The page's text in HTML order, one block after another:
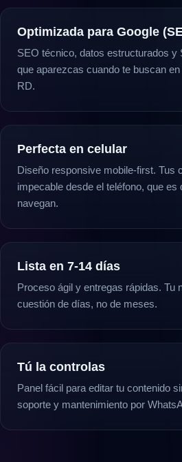
Optimizada para Google
SEO técnico, datos estructurados y
que aparezcas cuando te buscan
RD.
Perfecta en celular
Diseño responsive mobile-first. Tus
impecable desde el teléfono, que es
navegan.
Lista en 7-14 días
Proceso ágil y entregas rápidas. Tu
cuestión de días, no de meses.
Tú la controlas
Panel fácil para editar tu contenido
soporte y mantenimiento por